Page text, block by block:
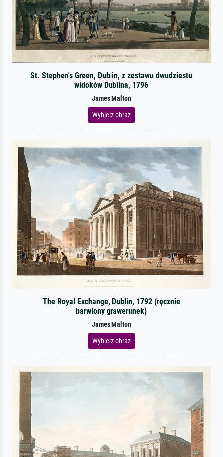
St. Stephen's Green, Dublin, z zestawu dwudziestu
widoków Dublina, 1796
James Malton
Wybierz obraz
The Royal Exchange, Dublin, 1792 (ręcznie
barwiony grawerunek)
James Malton
Wybierz obraz